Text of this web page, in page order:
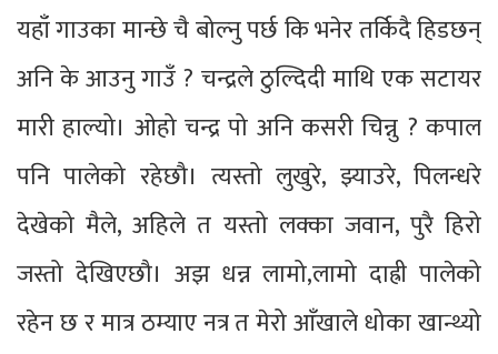
यहाँ गाउका मान्छे चै बोल्नु पर्छ कि भनेर तर्किदै हिडछन्
अनि के आउनु गाउँ ? चन्द्रले ठुल्दिदी माथि एक सटायर
मारी हाल्यो। ओहो चन्द्र पो अनि कसरी चिन्नु ? कपाल
पनि पालेको रहेछौ। त्यस्तो लुखुरे, झ्याउरे, पिलन्धरे
देखेको मैले, अहिले त यस्तो लक्का जवान, पुरै हिरो
जस्तो देखिएछौ। अझ धन्न लामो,लामो दाह्री पालेको
रहेन छ र मात्र ठम्याए नत्र त मेरो आँखाले धोका खान्थ्यो